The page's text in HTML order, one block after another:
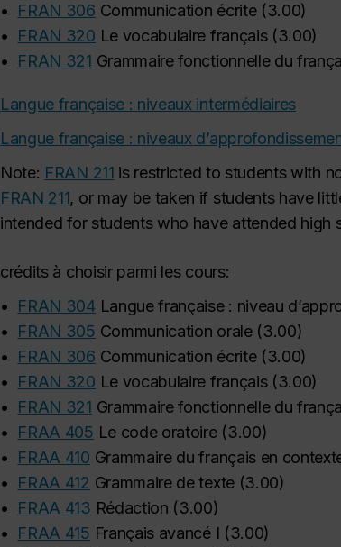
•
FRAN 306 Communication écrite(3.00)
•
FRAN 320 Le vocabulaire français(3.00)
•
FRAN 321 Grammaire fonctionnelle du
Langue française : niveaux intermédiaires
Langue française : niveaux
Note: FRAN 211 is restricted to students with
FRAN 211, or may be taken if students have
intended for students who have attended high
crédits à choisir parmi les cours:
•
FRAN 304 Langue française : niveau
•
FRAN 305 Communication orale(3.00)
•
FRAN 306 Communication écrite(3.00)
•
FRAN 320 Le vocabulaire français(3.00)
•
FRAN 321 Grammaire fonctionnelle du
•
FRAA 405 Le code oratoire(3.00)
•
FRAA 410 Grammaire du français en
•
FRAA 412 Grammaire de texte(3.00)
•
FRAA 413 Rédaction (3.00)
•
FRAA 415 Français avancé I (3.00)